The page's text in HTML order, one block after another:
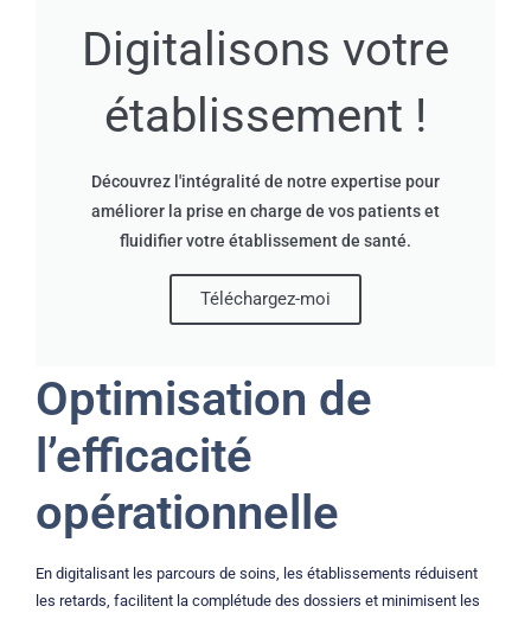
Digitalisons votre
établissement !
Découvrez l'intégralité de notre expertise pour
améliorer la prise en charge de vos patients et
fluidifier votre établissement de santé.
Téléchargez-moi
Optimisation de
l’efficacité
opérationnelle
En digitalisant les parcours de soins, les établissements réduisent
les retards, facilitent la complétude des dossiers et minimisent les